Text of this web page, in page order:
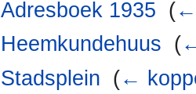
Adresboek 1935 (
Heemkundehuus (
Stadsplein (←